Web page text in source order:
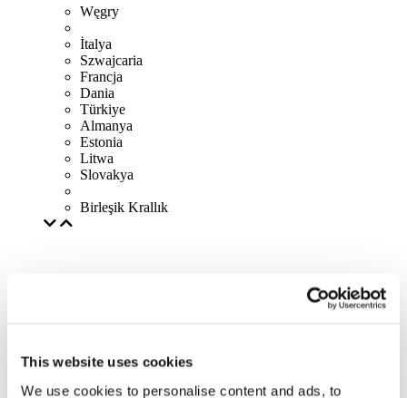
This website uses cookies
We use cookies to personalise content and ads, to
Węgry
İtalya
Szwajcaria
Francja
Dania
Türkiye
Almanya
Estonia
Litwa
Slovakya
Birleşik Krallık